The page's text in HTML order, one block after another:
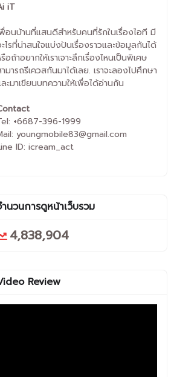
iT
อนบ้านที่แสนดีสำหรับคนที่รักในเรื่องไอที มี
ไรที่น่าสนใจแบ่งปันเรื่องราวและข้อมูลกันได้
อถ้าอยากให้เราเจาะลึกเรื่องไหนเป็นพิเศษ
มารถรีเควสกันมาได้เลย. เราจะลองไปศึกษา
ะมาเขียนบทความให้เพื่อได้อ่านกัน
+6687-396-1999
youngmobile83@gmail.com
ID: icream_act
นวนการดูหน้าเว็บรวม
4,838,904
Review